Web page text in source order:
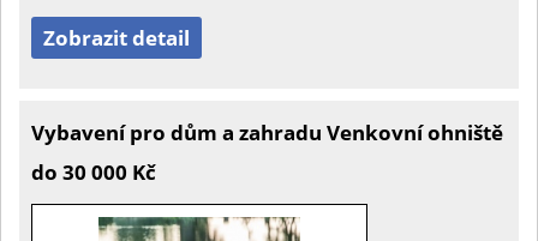
Zobrazit detail
Vybavení pro dům a zahradu Venkovní ohniště
do 30 000 Kč